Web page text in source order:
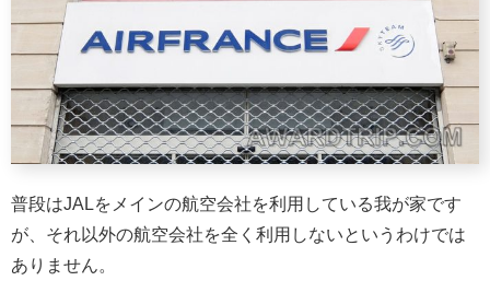
普段はJALをメインの航空会社を利用している我が家です
が、それ以外の航空会社を全く利用しないというわけでは
ありません。